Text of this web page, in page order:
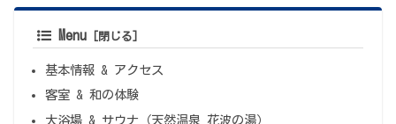
Menu
基本情報 & アクセス
客室 & 和の体験
大浴場 & サウナ（天然温泉 花波の湯）